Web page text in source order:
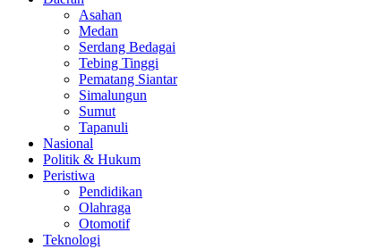
Asahan
Medan
Serdang Bedagai
Tebing Tinggi
Pematang Siantar
Simalungun
Sumut
Tapanuli
Nasional
Politik & Hukum
Peristiwa
Pendidikan
Olahraga
Otomotif
Teknologi